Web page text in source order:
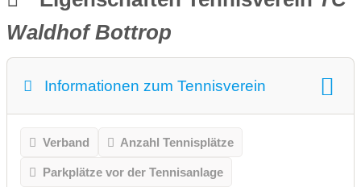
Waldhof Bottrop
Informationen zum Tennisverein
Verband Anzahl Tennisplätze
Parkplätze vor der Tennisanlage